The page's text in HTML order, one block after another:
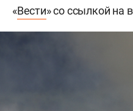
«Вести» со ссылкой на